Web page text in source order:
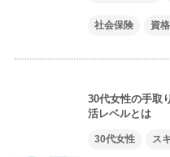
社会保険 資
30代女性の手取
活レベルとは
30代女性 ス